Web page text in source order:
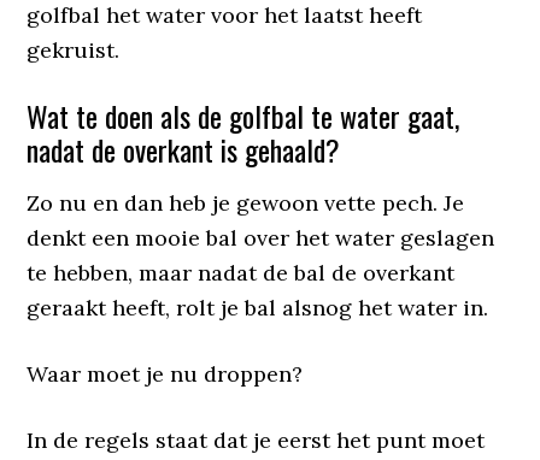
golfbal het water voor het laatst heeft
gekruist.
Wat te doen als de golfbal te water gaat,
nadat de overkant is gehaald?
Zo nu en dan heb je gewoon vette pech. Je
denkt een mooie bal over het water geslagen
te hebben, maar nadat de bal de overkant
geraakt heeft, rolt je bal alsnog het water in.
Waar moet je nu droppen?
In de regels staat dat je eerst het punt moet